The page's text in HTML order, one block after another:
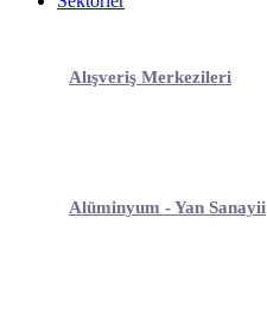
Alışveriş Merkezileri
Alüminyum - Yan Sanayii